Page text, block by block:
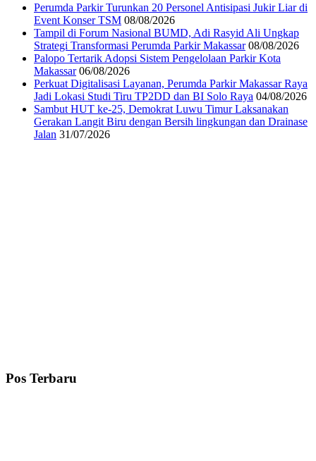
Perumda Parkir Turunkan 20 Personel Antisipasi Jukir Liar di
Event Konser TSM 08/08/2026
Tampil di Forum Nasional BUMD, Adi Rasyid Ali Ungkap
Strategi Transformasi Perumda Parkir Makassar 08/08/2026
Palopo Tertarik Adopsi Sistem Pengelolaan Parkir Kota
Makassar 06/08/2026
Perkuat Digitalisasi Layanan, Perumda Parkir Makassar Raya
Jadi Lokasi Studi Tiru TP2DD dan BI Solo Raya 04/08/2026
Sambut HUT ke-25, Demokrat Luwu Timur Laksanakan
Gerakan Langit Biru dengan Bersih lingkungan dan Drainase
Jalan 31/07/2026
Pos Terbaru